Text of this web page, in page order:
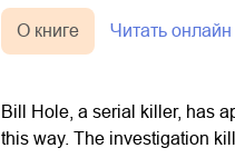
О книге Читать онлайн
Bill Hole, a serial killer, has
this way. The investigation